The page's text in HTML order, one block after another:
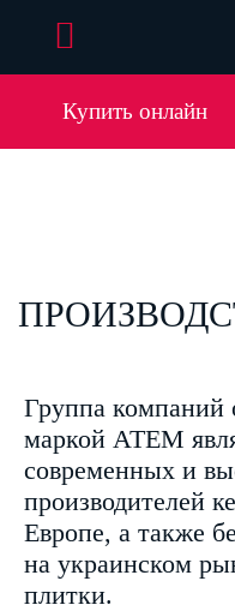
Купить онлайн
Группа компаний
маркой ATEM
современных и
производителей
Европе, а также
на украинском
плитки.